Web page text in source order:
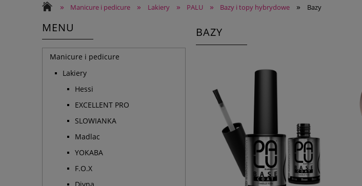
» Manicure i pedicure » Lakiery » PALU » Bazy i topy hybrydowe » Bazy
MENU
Manicure i pedicure
Lakiery
Hessi
EXCELLENT PRO
SLOWIANKA
Madlac
YOKABA
F.O.X
BAZY